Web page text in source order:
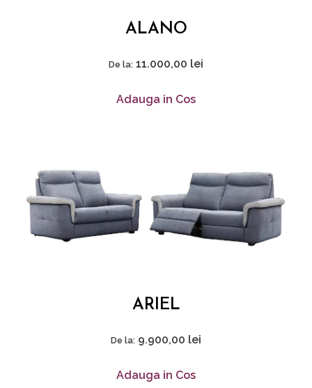
ALANO
De la: 11.000,00 lei
Adauga in Cos
ARIEL
De la: 9.900,00 lei
Adauga in Cos